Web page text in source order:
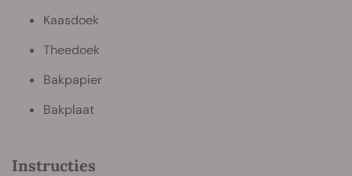
Kaasdoek
Theedoek
Bakpapier
Bakplaat
Instructies